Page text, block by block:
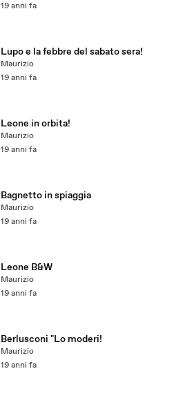
19 anni fa
Lupo e la febbre del sabato sera!
Maurizio
19 anni fa
Leone in orbita!
Maurizio
19 anni fa
Bagnetto in spiaggia
Maurizio
19 anni fa
Leone B&W
Maurizio
19 anni fa
Berlusconi "Lo moderi!
Maurizio
19 anni fa